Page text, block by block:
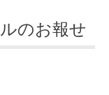
のお報せ